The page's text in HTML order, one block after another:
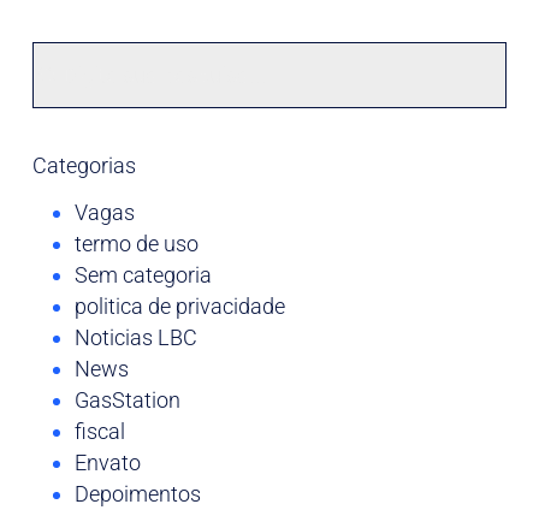
Categorias
Vagas
termo de uso
Sem categoria
politica de privacidade
Noticias LBC
News
GasStation
fiscal
Envato
Depoimentos